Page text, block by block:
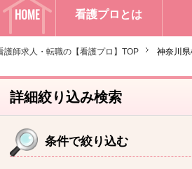
HOME 看護プロとは
護師求人・転職の【看護プロ】TOP 神奈川
詳細絞り込み検索
条件で絞り込む